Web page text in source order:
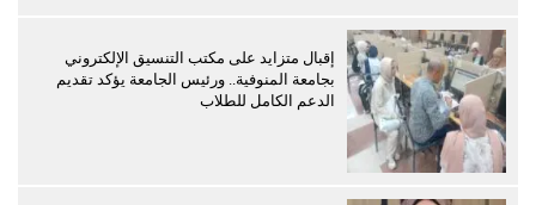
إقبال متزايد على مكتب التنسيق الإلكتروني
بجامعة المنوفية.. ورئيس الجامعة يؤكد تقديم
الدعم الكامل للطلاب